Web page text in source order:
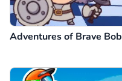
Adventures of Brave Bob